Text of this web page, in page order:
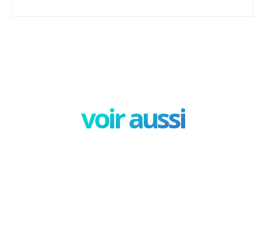
voir aussi